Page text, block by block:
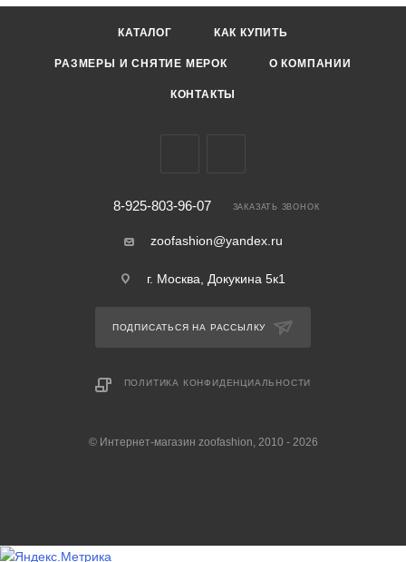
КАТАЛОГ КАК КУПИТЬ
РАЗМЕРЫ И СНЯТИЕ МЕРОК О КОМПАНИИ
КОНТАКТЫ
8-925-803-96-07 ЗАКАЗАТЬ ЗВОНОК
zoofashion@yandex.ru
г. Москва, Докукина 5к1
ПОДПИСАТЬСЯ НА РАССЫЛКУ
ПОЛИТИКА КОНФИДЕНЦИАЛЬНОСТИ
© Интернет-магазин zoofashion, 2010 - 2026